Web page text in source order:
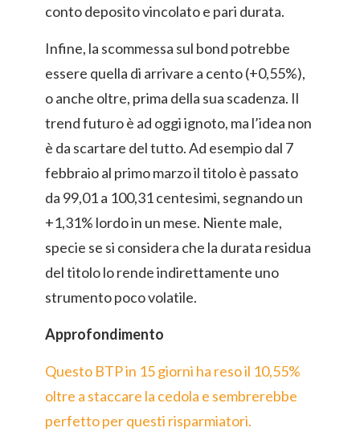
conto deposito vincolato e pari durata.
Infine, la scommessa sul bond potrebbe
essere quella di arrivare a cento (+0,55%),
o anche oltre, prima della sua scadenza. Il
trend futuro è ad oggi ignoto, ma l’idea non
è da scartare del tutto. Ad esempio dal 7
febbraio al primo marzo il titolo è passato
da 99,01 a 100,31 centesimi, segnando un
+1,31% lordo in un mese. Niente male,
specie se si considera che la durata residua
del titolo lo rende indirettamente uno
strumento poco volatile.
Approfondimento
Questo BTP in 15 giorni ha reso il 10,55%
oltre a staccare la cedola e sembrerebbe
perfetto per questi risparmiatori.